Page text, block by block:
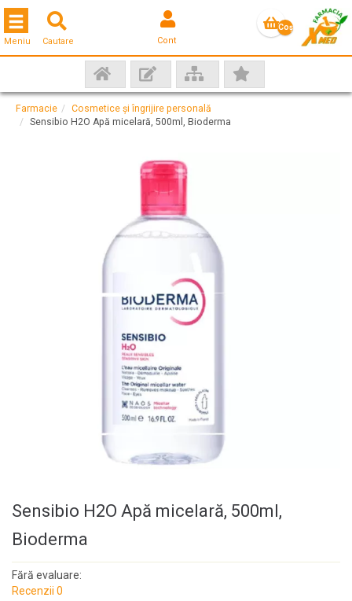
Cautare Cont
Coş
Toggle navigation
Meniu
Farmacie
Cosmetice și îngrijire personală
Sensibio H2O Apă micelară, 500ml, Bioderma
Sensibio H2O Apă micelară, 500ml,
Bioderma
Fără evaluare:
Recenzii 0